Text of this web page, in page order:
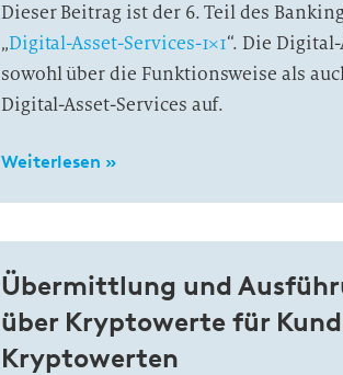
Dieser Beitrag ist der 6. Teil des
„Digital-Asset-Services-1×1“. Die
sowohl über die Funktionsweise als
Digital-Asset-Services auf.
Weiterlesen »
Übermittlung und
über Kryptowerte für
Kryptowerten